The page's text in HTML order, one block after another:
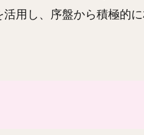
用し、序盤から積極的